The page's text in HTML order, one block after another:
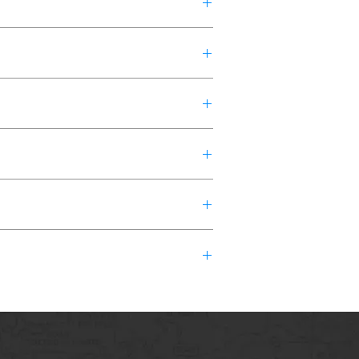
機場，抵達後出關大約1小
。
學的課程，專業的雙語老師通
子必需完成的一項任務。
漸發展為一個密不可分的社會整
學生們穿越時空，回到過去，瞭
體驗一下異國風情。
柵欄裡的獅子、老虎、黑熊…
感受和虛疑技術的指導，踏上
角落的植物點綴其中，創造了